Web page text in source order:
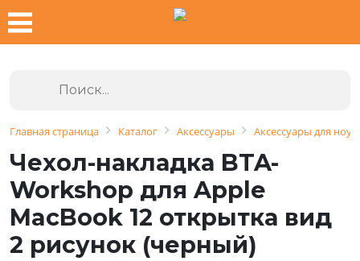
Главная страница Каталог Аксессуары Аксессуары для
Чехол-накладка BTA-
Workshop для Apple
MacBook 12 открытка вид
2 рисунок (черный)